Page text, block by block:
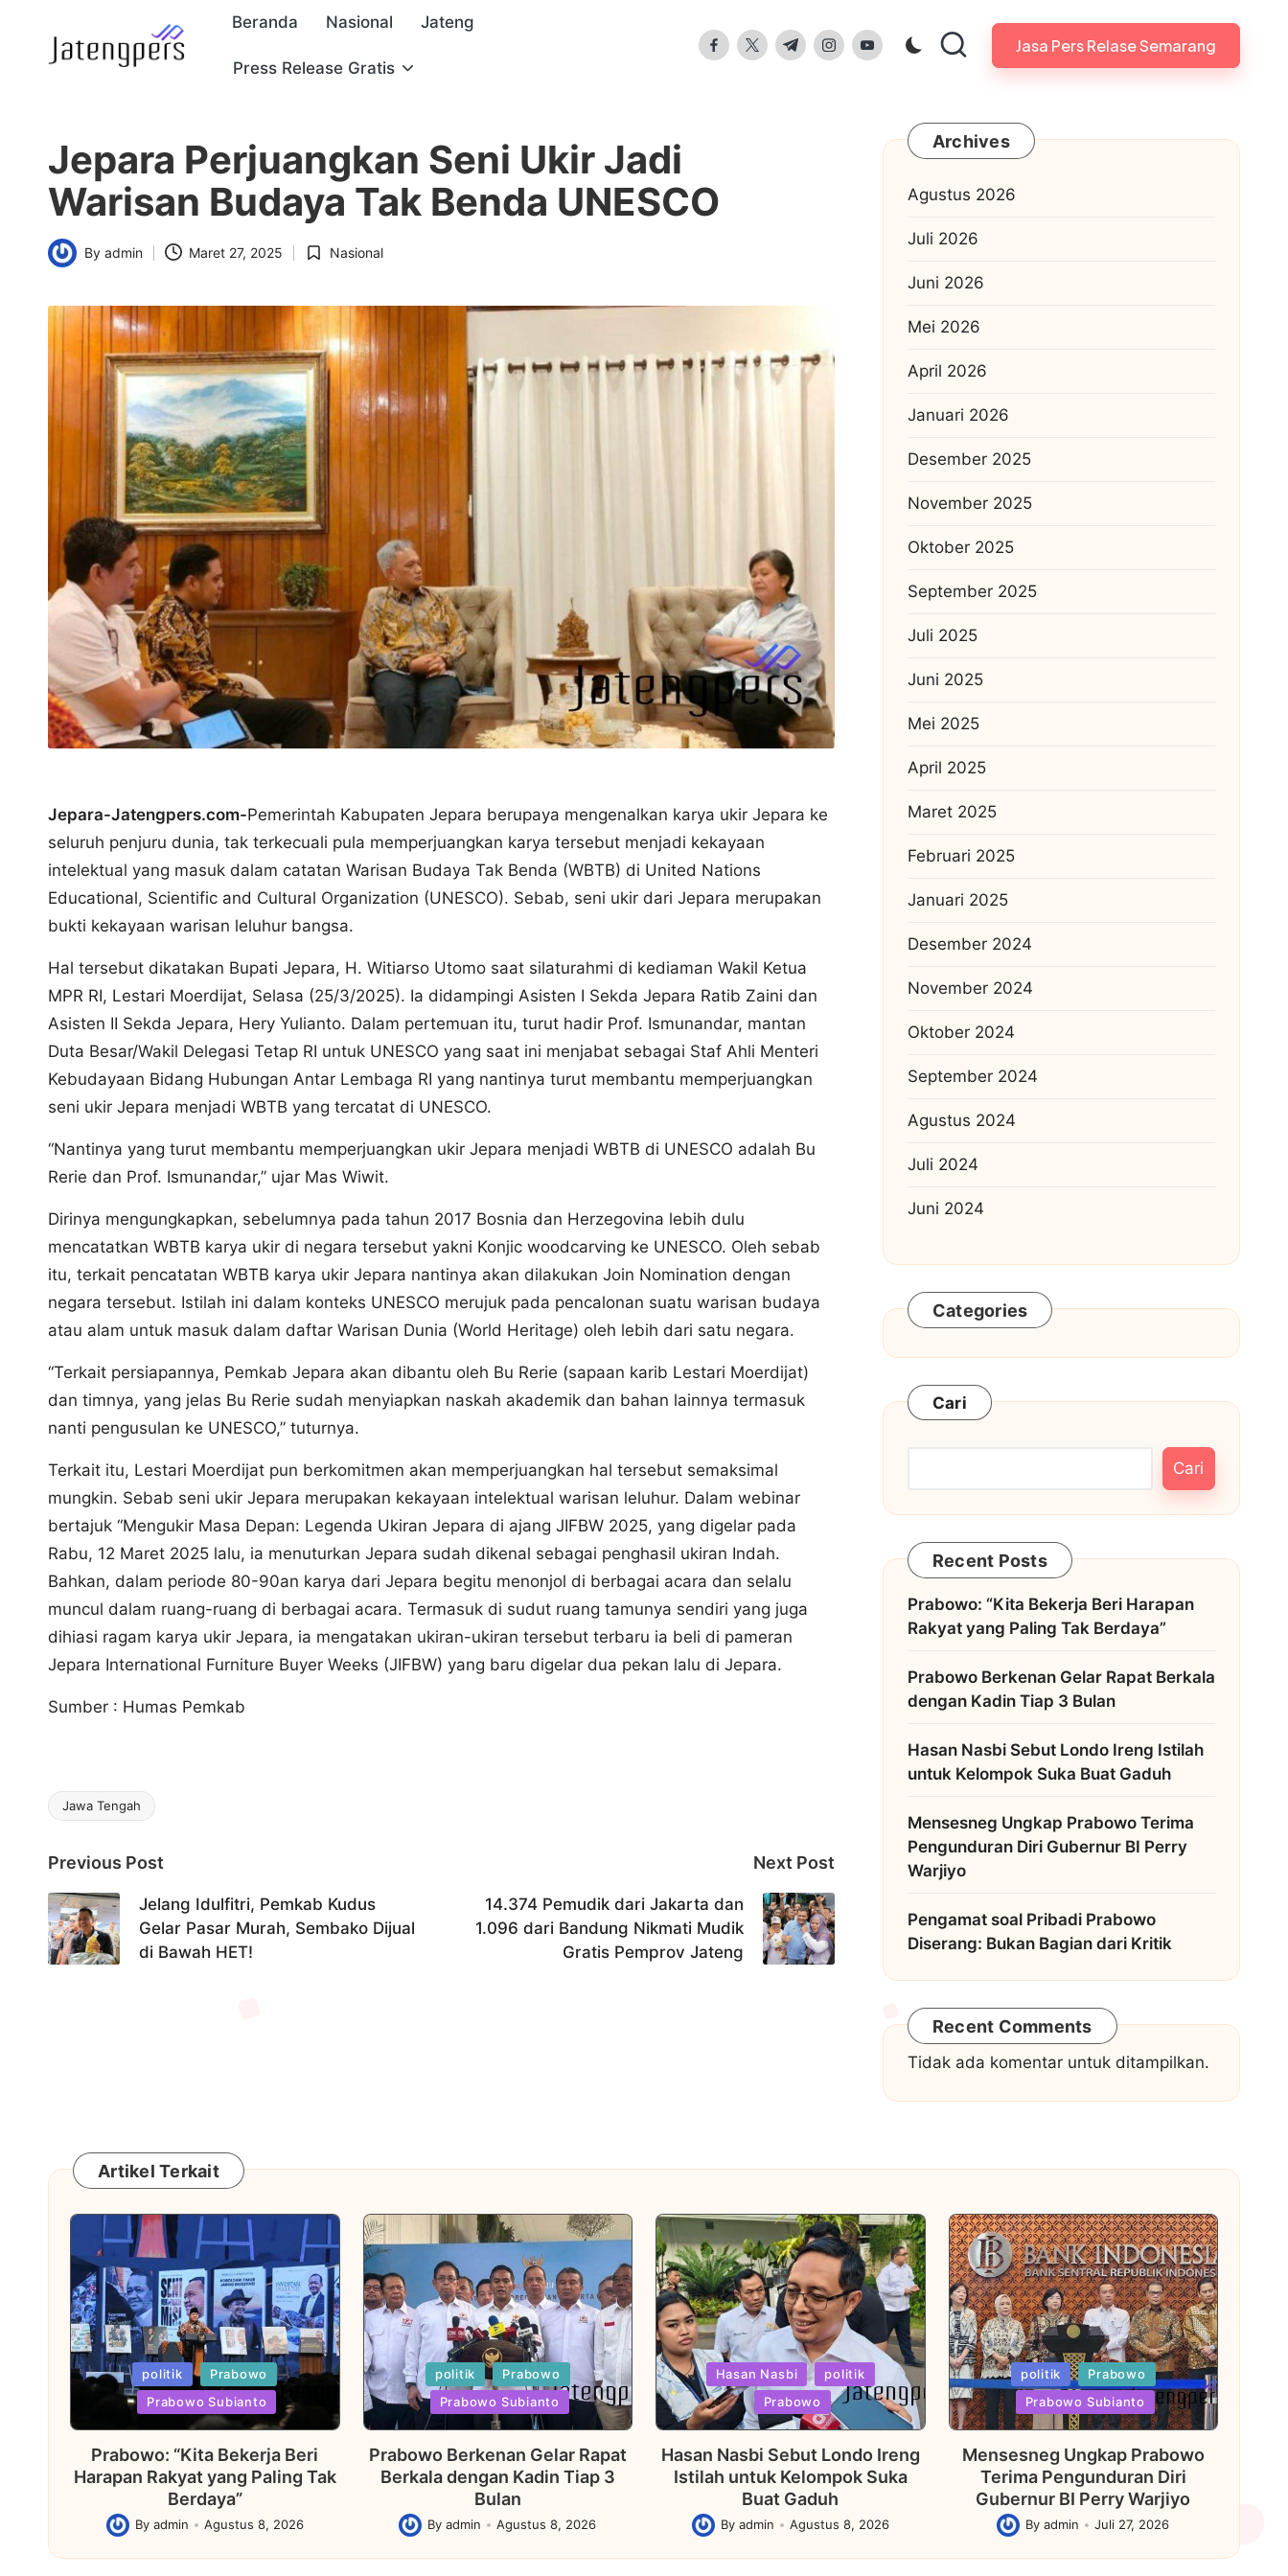
t
e
n
g
p
e
r
Beranda Nasional Jateng
Press Release Gratis
facebook.com
twitter.com
t.me instagram.com
youtube.com Jasa Pers Relase Semarang
Jepara Perjuangkan Seni Ukir Jadi
Warisan Budaya Tak Benda UNESCO
Posted
By admin Maret 27, 2025
Posted
Nasional
Jepara-Jatengpers.com-Pemerintah Kabupaten Jepara berupaya mengenalkan karya ukir Jepara ke
seluruh penjuru dunia, tak terkecuali pula memperjuangkan karya tersebut menjadi kekayaan
intelektual yang masuk dalam catatan Warisan Budaya Tak Benda (WBTB) di United Nations
Educational, Scientific and Cultural Organization (UNESCO). Sebab, seni ukir dari Jepara merupakan
bukti kekayaan warisan leluhur bangsa.
Hal tersebut dikatakan Bupati Jepara, H. Witiarso Utomo saat silaturahmi di kediaman Wakil Ketua
MPR RI, Lestari Moerdijat, Selasa (25/3/2025). Ia didampingi Asisten I Sekda Jepara Ratib Zaini dan
Asisten II Sekda Jepara, Hery Yulianto. Dalam pertemuan itu, turut hadir Prof. Ismunandar, mantan
Duta Besar/Wakil Delegasi Tetap RI untuk UNESCO yang saat ini menjabat sebagai Staf Ahli Menteri
Kebudayaan Bidang Hubungan Antar Lembaga RI yang nantinya turut membantu memperjuangkan
seni ukir Jepara menjadi WBTB yang tercatat di UNESCO.
“Nantinya yang turut membantu memperjuangkan ukir Jepara menjadi WBTB di UNESCO adalah Bu
Rerie dan Prof. Ismunandar,” ujar Mas Wiwit.
Dirinya mengungkapkan, sebelumnya pada tahun 2017 Bosnia dan Herzegovina lebih dulu
mencatatkan WBTB karya ukir di negara tersebut yakni Konjic woodcarving ke UNESCO. Oleh sebab
itu, terkait pencatatan WBTB karya ukir Jepara nantinya akan dilakukan Join Nomination dengan
negara tersebut. Istilah ini dalam konteks UNESCO merujuk pada pencalonan suatu warisan budaya
atau alam untuk masuk dalam daftar Warisan Dunia (World Heritage) oleh lebih dari satu negara.
“Terkait persiapannya, Pemkab Jepara akan dibantu oleh Bu Rerie (sapaan karib Lestari Moerdijat)
dan timnya, yang jelas Bu Rerie sudah menyiapkan naskah akademik dan bahan lainnya termasuk
nanti pengusulan ke UNESCO,” tuturnya.
Terkait itu, Lestari Moerdijat pun berkomitmen akan memperjuangkan hal tersebut semaksimal
mungkin. Sebab seni ukir Jepara merupakan kekayaan intelektual warisan leluhur. Dalam webinar
bertajuk “Mengukir Masa Depan: Legenda Ukiran Jepara di ajang JIFBW 2025, yang digelar pada
Rabu, 12 Maret 2025 lalu, ia menuturkan Jepara sudah dikenal sebagai penghasil ukiran Indah.
Bahkan, dalam periode 80-90an karya dari Jepara begitu menonjol di berbagai acara dan selalu
muncul dalam ruang-ruang di berbagai acara. Termasuk di sudut ruang tamunya sendiri yang juga
dihiasi ragam karya ukir Jepara, ia mengatakan ukiran-ukiran tersebut terbaru ia beli di pameran
Jepara International Furniture Buyer Weeks (JIFBW) yang baru digelar dua pekan lalu di Jepara.
Sumber : Humas Pemkab
Tags:
Jawa Tengah
Post
navigation
Previous Post
Jelang Idulfitri, Pemkab Kudus
Gelar Pasar Murah, Sembako Dijual
di Bawah HET!
Next Post
14.374 Pemudik dari Jakarta dan
1.096 dari Bandung Nikmati Mudik
Gratis Pemprov Jateng
Archives
Agustus 2026
Juli 2026
Juni 2026
Mei 2026
April 2026
Januari 2026
Desember 2025
November 2025
Oktober 2025
September 2025
Juli 2025
Juni 2025
Mei 2025
April 2025
Maret 2025
Februari 2025
Januari 2025
Desember 2024
November 2024
Oktober 2024
September 2024
Agustus 2024
Juli 2024
Juni 2024
Categories
Cari
Cari
Recent Posts
Prabowo: “Kita Bekerja Beri Harapan
Rakyat yang Paling Tak Berdaya”
Prabowo Berkenan Gelar Rapat Berkala
dengan Kadin Tiap 3 Bulan
Hasan Nasbi Sebut Londo Ireng Istilah
untuk Kelompok Suka Buat Gaduh
Mensesneg Ungkap Prabowo Terima
Pengunduran Diri Gubernur BI Perry
Warjiyo
Pengamat soal Pribadi Prabowo
Diserang: Bukan Bagian dari Kritik
Recent Comments
Tidak ada komentar untuk ditampilkan.
Artikel Terkait
Posted
politik
Prabowo
Prabowo Subianto
Prabowo: “Kita Bekerja Beri
Harapan Rakyat yang Paling Tak
Berdaya”
Posted
by
By admin Agustus 8, 2026
Posted
in
politik
Prabowo
Prabowo Subianto
Prabowo Berkenan Gelar Rapat
Berkala dengan Kadin Tiap 3
Bulan
Posted
by
Byadmin Agustus 8, 2026
Posted
in
Hasan Nasbi
politik
Prabowo
Hasan Nasbi Sebut Londo Ireng
Istilah untuk Kelompok Suka
Buat Gaduh
Posted
by
By admin Agustus 8, 2026
Posted
in
politik
Prabowo
Prabowo Subianto
Mensesneg Ungkap Prabowo
Terima Pengunduran Diri
Gubernur BI Perry Warjiyo
Posted
by
Byadmin Juli 27, 2026